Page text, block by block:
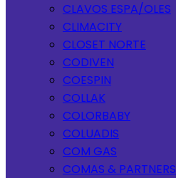
CLAVOS ESPA/OLES
CLIMACITY
CLOSET NORTE
CODIVEN
COESPIN
COLLAK
COLORBABY
COLUADIS
COM GAS
COMAS & PARTNERS